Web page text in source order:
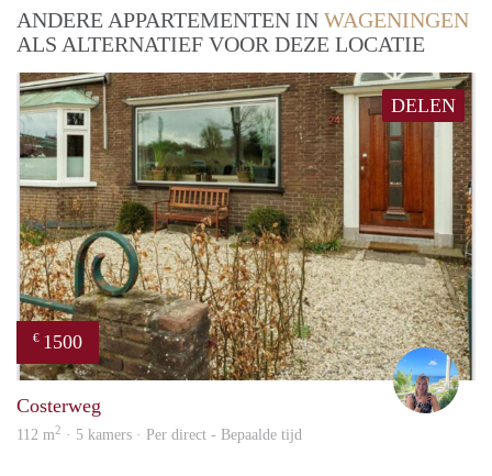
ANDERE APPARTEMENTEN IN WAGENINGEN
ALS ALTERNATIEF VOOR DEZE LOCATIE
DELEN
€ 1500
jacky
Costerweg
112 m2 · 5 kamers · Per direct - Bepaalde tijd